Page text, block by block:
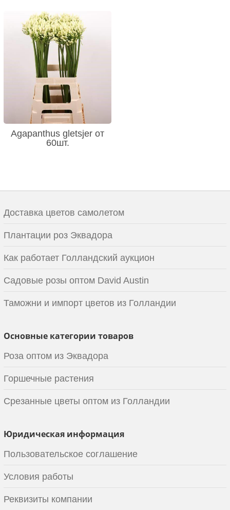
Agapanthus gletsjer от
60шт.
Доставка цветов самолетом
Плантации роз Эквадора
Как работает Голландский аукцион
Садовые розы оптом David Austin
Таможни и импорт цветов из Голландии
Основные категории товаров
Роза оптом из Эквадора
Горшечные растения
Срезанные цветы оптом из Голландии
Юридическая информация
Пользовательское соглашение
Условия работы
Реквизиты компании